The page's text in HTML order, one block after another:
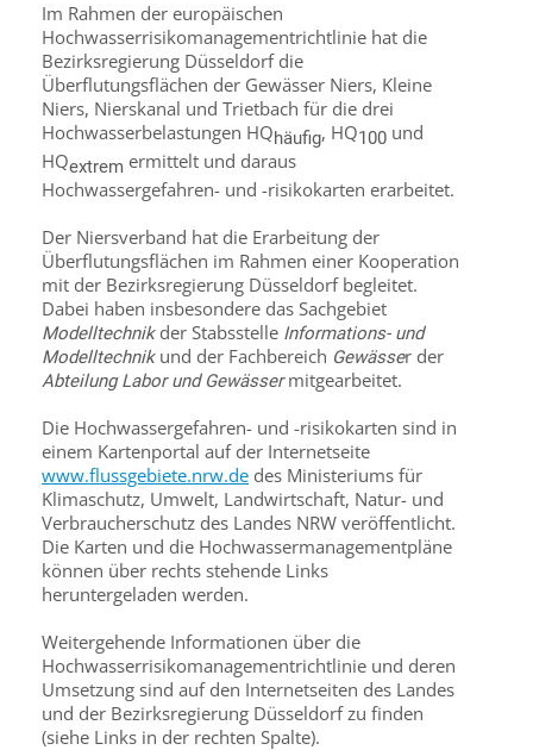
Im Rahmen der europäischen
Hochwasserrisikomanagementrichtlinie hat die
Bezirksregierung Düsseldorf die
Überflutungsflächen der Gewässer Niers, Kleine
Niers, Nierskanal und Trietbach für die drei
Hochwasserbelastungen HQhäufig, HQ100 und
HQextrem ermittelt und daraus
Hochwassergefahren- und -risikokarten erarbeitet.
Der Niersverband hat die Erarbeitung der
Überflutungsflächen im Rahmen einer Kooperation
mit der Bezirksregierung Düsseldorf begleitet.
Dabei haben insbesondere das Sachgebiet
Modelltechnikder Stabsstelle Informations- und
Modelltechnikund der Fachbereich Gewässer der
Abteilung Labor und Gewässermitgearbeitet.
Die Hochwassergefahren- und -risikokarten sind in
einem Kartenportal auf der Internetseite
www.flussgebiete.nrw.de des Ministeriums für
Klimaschutz, Umwelt, Landwirtschaft, Natur- und
Verbraucherschutz des Landes NRW veröffentlicht.
Die Karten und die Hochwassermanagementpläne
können über rechts stehende Links
heruntergeladen werden.
Weitergehende Informationen über die
Hochwasserrisikomanagementrichtlinie und deren
Umsetzung sind auf den Internetseiten des Landes
und der Bezirksregierung Düsseldorf zu finden
(siehe Links in der rechten Spalte).